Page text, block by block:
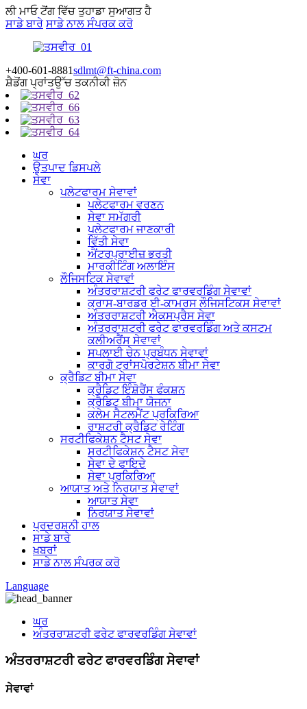
ਲੀ ਮਾਓ ਟੋਂਗ ਵਿੱਚ ਤੁਹਾਡਾ ਸੁਆਗਤ ਹੈ
ਸਾਡੇ ਬਾਰੇ ਸਾਡੇ ਨਾਲ ਸੰਪਰਕ ਕਰੋ
+400-601-8881sdlmt@ft-china.com
ਸ਼ੈਡੋਂਗ ਪ੍ਰਾਂਤਉੱਚ ਤਕਨੀਕੀ ਜ਼ੋਨ
ਘਰ
ਉਤਪਾਦ ਡਿਸਪਲੇ
ਸੇਵਾ
ਪਲੇਟਫਾਰਮ ਸੇਵਾਵਾਂ
ਪਲੇਟਫਾਰਮ ਵਰਣਨ
ਸੇਵਾ ਸਮੱਗਰੀ
ਪਲੇਟਫਾਰਮ ਜਾਣਕਾਰੀ
ਵਿੱਤੀ ਸੇਵਾ
ਐਂਟਰਪ੍ਰਾਈਜ਼ ਭਰਤੀ
ਮਾਰਕੀਟਿੰਗ ਅਲਾਇੰਸ
ਲੌਜਿਸਟਿਕ ਸੇਵਾਵਾਂ
ਅੰਤਰਰਾਸ਼ਟਰੀ ਫਰੇਟ ਫਾਰਵਰਡਿੰਗ ਸੇਵਾਵਾਂ
ਕ੍ਰਾਸ-ਬਾਰਡਰ ਈ-ਕਾਮਰਸ ਲੌਜਿਸਟਿਕਸ ਸੇਵਾਵਾਂ
ਅੰਤਰਰਾਸ਼ਟਰੀ ਐਕਸਪ੍ਰੈਸ ਸੇਵਾ
ਅੰਤਰਰਾਸ਼ਟਰੀ ਫਰੇਟ ਫਾਰਵਰਡਿੰਗ ਅਤੇ ਕਸਟਮ
ਕਲੀਅਰੈਂਸ ਸੇਵਾਵਾਂ
ਸਪਲਾਈ ਚੇਨ ਪ੍ਰਬੰਧਨ ਸੇਵਾਵਾਂ
ਕਾਰਗੋ ਟ੍ਰਾਂਸਪੋਰਟੇਸ਼ਨ ਬੀਮਾ ਸੇਵਾ
ਕ੍ਰੈਡਿਟ ਬੀਮਾ ਸੇਵਾ
ਕ੍ਰੈਡਿਟ ਇੰਸ਼ੋਰੈਂਸ ਫੰਕਸ਼ਨ
ਕ੍ਰੈਡਿਟ ਬੀਮਾ ਯੋਜਨਾ
ਕਲੇਮ ਸੈਟਲਮੈਂਟ ਪ੍ਰਕਿਰਿਆ
ਰਾਸ਼ਟਰੀ ਕ੍ਰੈਡਿਟ ਰੇਟਿੰਗ
ਸਰਟੀਫਿਕੇਸ਼ਨ ਟੈਸਟ ਸੇਵਾ
ਸਰਟੀਫਿਕੇਸ਼ਨ ਟੈਸਟ ਸੇਵਾ
ਸੇਵਾ ਦੇ ਫਾਇਦੇ
ਸੇਵਾ ਪ੍ਰਕਿਰਿਆ
ਆਯਾਤ ਅਤੇ ਨਿਰਯਾਤ ਸੇਵਾਵਾਂ
ਆਯਾਤ ਸੇਵਾ
ਨਿਰਯਾਤ ਸੇਵਾਵਾਂ
ਪ੍ਰਦਰਸ਼ਨੀ ਹਾਲ
ਸਾਡੇ ਬਾਰੇ
ਖ਼ਬਰਾਂ
ਸਾਡੇ ਨਾਲ ਸੰਪਰਕ ਕਰੋ
Language
ਘਰ
ਅੰਤਰਰਾਸ਼ਟਰੀ ਫਰੇਟ ਫਾਰਵਰਡਿੰਗ ਸੇਵਾਵਾਂ
ਅੰਤਰਰਾਸ਼ਟਰੀ ਫਰੇਟ ਫਾਰਵਰਡਿੰਗ ਸੇਵਾਵਾਂ
ਸੇਵਾਵਾਂ